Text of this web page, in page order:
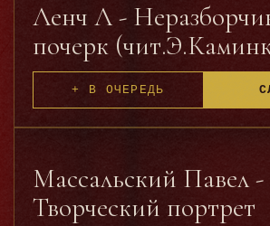
Ленч Л -
почерк
+ В ОЧЕРЕДЬ
Массальский Павел -
Творческий портрет